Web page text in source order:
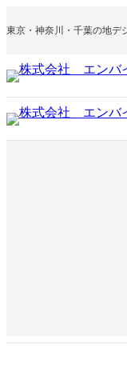
容
キ
ッ
プ
東京・神奈川・千葉の地デ